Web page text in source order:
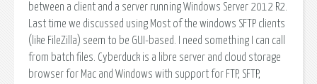
between a client and a server running Windows Server 2012 R2.
Last time we discussed using Most of the windows SFTP clients
(like FileZilla) seem to be GUI-based. I need something I can call
from batch files. Cyberduck is a libre server and cloud storage
browser for Mac and Windows with support for FTP, SFTP,